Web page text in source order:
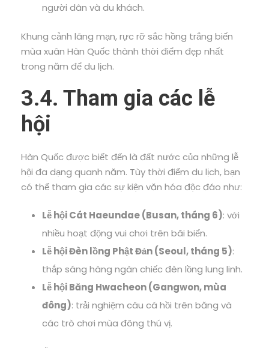
người dân và du khách.
Khung cảnh lãng mạn, rực rỡ sắc hồng trắng biến
mùa xuân Hàn Quốc thành thời điểm đẹp nhất
trong năm để du lịch.
3.4. Tham gia các lễ
hội
Hàn Quốc được biết đến là đất nước của những lễ
hội đa dạng quanh năm. Tùy thời điểm du lịch, bạn
có thể tham gia các sự kiện văn hóa độc đáo như:
Lễ hội Cát Haeundae (Busan, tháng 6): với
nhiều hoạt động vui chơi trên bãi biển.
Lễ hội Đèn lồng Phật Đản (Seoul, tháng 5):
thắp sáng hàng ngàn chiếc đèn lồng lung linh.
Lễ hội Băng Hwacheon (Gangwon, mùa
đông): trải nghiệm câu cá hồi trên băng và
các trò chơi mùa đông thú vị.